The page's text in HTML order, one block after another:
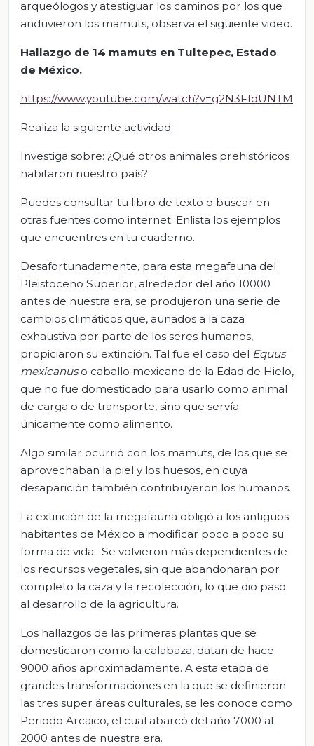
arqueólogos y atestiguar los caminos por los que
anduvieron los mamuts, observa el siguiente video.
Hallazgo de 14 mamuts en Tultepec, Estado
de México.
https://www.youtube.com/watch?v=g2N3FfdUNTM
Realiza la siguiente actividad.
Investiga sobre: ¿Qué otros animales prehistóricos
habitaron nuestro país?
Puedes consultar tu libro de texto o buscar en
otras fuentes como internet. Enlista los ejemplos
que encuentres en tu cuaderno.
Desafortunadamente, para esta megafauna del
Pleistoceno Superior, alrededor del año 10000
antes de nuestra era, se produjeron una serie de
cambios climáticos que, aunados a la caza
exhaustiva por parte de los seres humanos,
propiciaron su extinción. Tal fue el caso del Equus
mexicanuso caballo mexicano de la Edad de Hielo,
que no fue domesticado para usarlo como animal
de carga o de transporte, sino que servía
únicamente como alimento.
Algo similar ocurrió con los mamuts, de los que se
aprovechaban la piel y los huesos, en cuya
desaparición también contribuyeron los humanos.
La extinción de la megafauna obligó a los antiguos
habitantes de México a modificar poco a poco su
forma de vida. Se volvieron más dependientes de
los recursos vegetales, sin que abandonaran por
completo la caza y la recolección, lo que dio paso
al desarrollo de la agricultura.
Los hallazgos de las primeras plantas que se
domesticaron como la calabaza, datan de hace
9000 años aproximadamente. A esta etapa de
grandes transformaciones en la que se definieron
las tres super áreas culturales, se les conoce como
Periodo Arcaico, el cual abarcó del año 7000 al
2000 antes de nuestra era.